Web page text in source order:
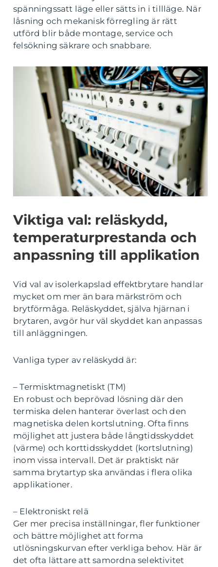
spänningssatt läge eller sätts in i tillläge. När
låsning och mekanisk förregling är rätt
utförd blir både montage, service och
felsökning säkrare och snabbare.
Viktiga val: reläskydd,
temperaturprestanda och
anpassning till applikation
Vid val av isolerkapslad effektbrytare handlar
mycket om mer än bara märkström och
brytförmåga. Reläskyddet, själva hjärnan i
brytaren, avgör hur väl skyddet kan anpassas
till anläggningen.
Vanliga typer av reläskydd är:
– Termisktmagnetiskt (TM)
En robust och beprövad lösning där den
termiska delen hanterar överlast och den
magnetiska delen kortslutning. Ofta finns
möjlighet att justera både långtidsskyddet
(värme) och korttidsskyddet (kortslutning)
inom vissa intervall. Det är praktiskt när
samma brytartyp ska användas i flera olika
applikationer.
– Elektroniskt relä
Ger mer precisa inställningar, fler funktioner
och bättre möjlighet att forma
utlösningskurvan efter verkliga behov. Här är
det ofta lättare att samordna selektivitet